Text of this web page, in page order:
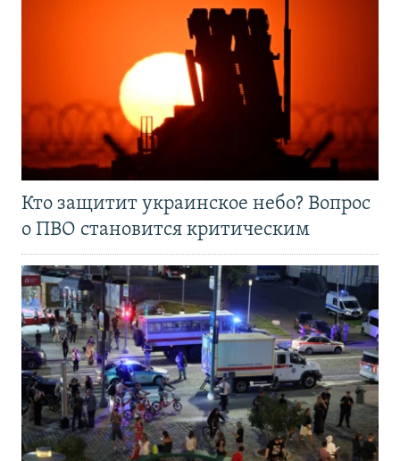
Кто защитит украинское небо? Вопрос
о ПВО становится критическим